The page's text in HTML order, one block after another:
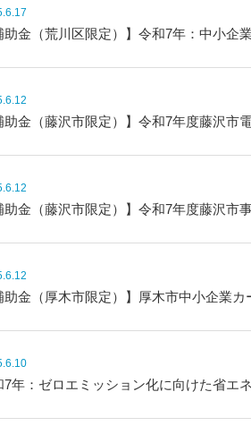
助金（荒川区限定）】令和7年：中小
助金（藤沢市限定）】令和7年度藤沢市
助金（藤沢市限定）】令和7年度藤沢
助金（厚木市限定）】厚木市中小企業
7年：ゼロエミッション化に向けた省エ